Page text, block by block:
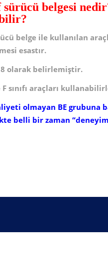
sürücü belgesi
belge ile kullanılan
esastır.
18 olarak belirlemiştir.
F sınıfı araçları
olmayan BE grubuna
belli bir zaman